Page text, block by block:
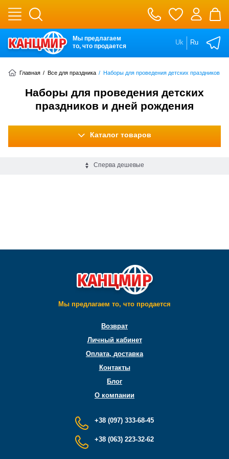
Мы предлагаем
то, что продается
Uk Ru
Главная / Все для праздника / Наборы для проведения детских праздников и
Наборы для проведения детских
праздников и дней рождения
Каталог товаров
Сперва дешевые
Мы предлагаем то, что продается
Возврат
Личный кабинет
Оплата, доставка
Контакты
Блог
О компании
+38 (097) 333-68-45
+38 (063) 223-32-62